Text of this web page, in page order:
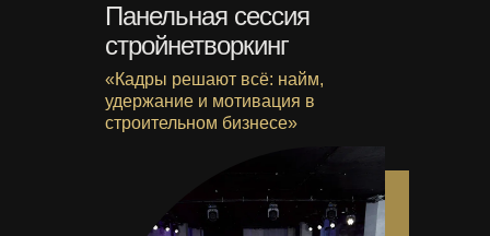
Панельная сессия
стройнетворкинг
«Кадры решают всё: найм,
удержание и мотивация в
строительном бизнесе»